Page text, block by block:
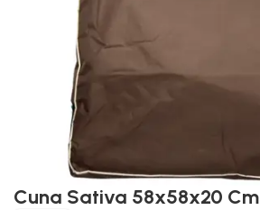
Cuna Sativa 58x58x20 Cm